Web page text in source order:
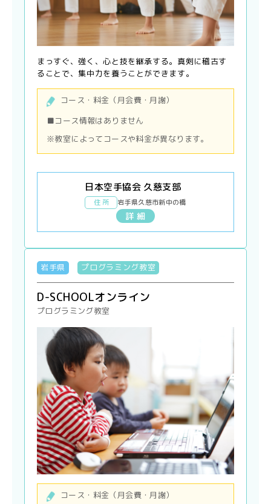
まっすぐ、強く、心と技を継承する。真剣に稽古す
ることで、集中力を養うことができます。
コース・料金（月会費・月謝）
■コース情報はありません
※教室によってコースや料金が異なります。
日本空手協会 久慈支部
住 所 岩手県久慈市新中の橋
詳 細
岩手県 プログラミング教室
D-SCHOOLオンライン
プログラミング教室
コース・料金（月会費・月謝）